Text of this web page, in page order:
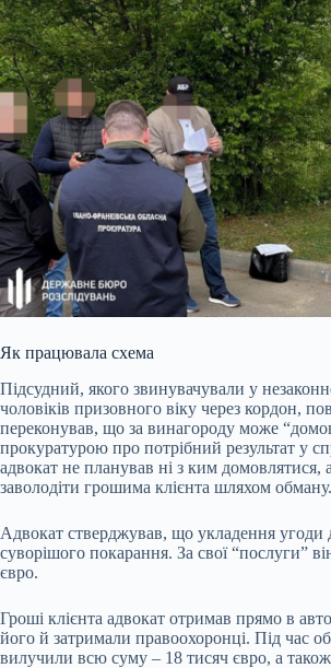
Як працювала схема
Підсудний, якого звинувачували у
чоловіків призовного віку через кордон,
переконував, що за винагороду може
прокуратурою про потрібний результат у
адвокат не планував ні з ким домовлятися,
заволодіти грошима клієнта шляхом обману.
Адвокат стверджував, що укладення угоди
суворішого покарання. За свої “послуги”
євро.
Гроші клієнта адвокат отримав прямо в
його й затримали правоохоронці. Під час
вилучили всю суму – 18 тисяч євро, а